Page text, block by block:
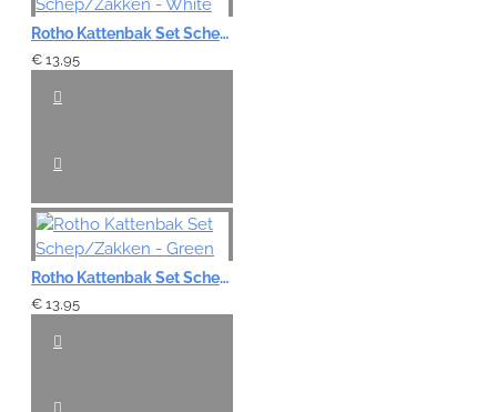
Note: HTML-code wordt niet vertaald!
Waardering:
Rotho Kattenbak Set Schep/Zakken - White
€ 13,95
Rotho Kattenbak Set Schep/Zakken - Green
€ 13,95